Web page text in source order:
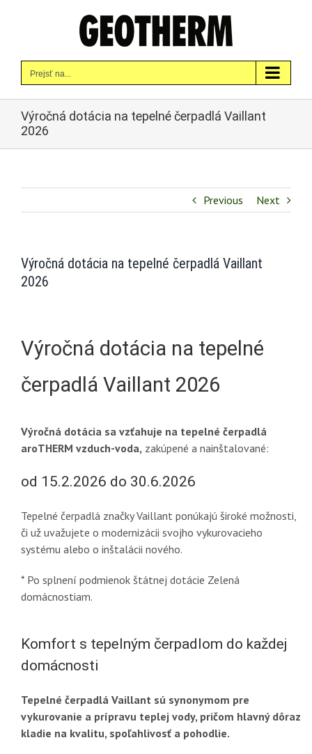
Prejsť na...
Výročná dotácia na tepelné čerpadlá Vaillant
2026
Previous Next
Výročná dotácia na tepelné čerpadlá Vaillant
2026
Výročná dotácia na tepelné
čerpadlá Vaillant 2026
Výročná dotácia sa vzťahuje na tepelné čerpadlá
aroTHERM vzduch-voda, zakúpené a nainštalované:
od 15.2.2026 do 30.6.2026
Tepelné čerpadlá značky Vaillant ponúkajú široké možnosti,
či už uvažujete o modernizácii svojho vykurovacieho
systému alebo o inštalácii nového.
* Po splnení podmienok štátnej dotácie Zelená
domácnostiam.
Komfort s tepelným čerpadlom do každej
domácnosti
Tepelné čerpadlá Vaillant sú synonymom pre
vykurovanie a prípravu teplej vody, pričom hlavný dôraz
kladie na kvalitu, spoľahlivosť a pohodlie.